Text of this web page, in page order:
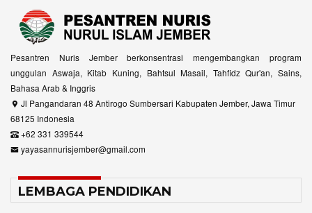
Pesantren Nuris Jember berkonsentrasi mengembangkan program
unggulan Aswaja, Kitab Kuning, Bahtsul Masail, Tahfidz Qur'an, Sains,
Bahasa Arab & Inggris
Jl Pangandaran 48 Antirogo Sumbersari Kabupaten Jember, Jawa Timur
68125 Indonesia
+62 331 339544
yayasannurisjember@gmail.com
LEMBAGA PENDIDIKAN